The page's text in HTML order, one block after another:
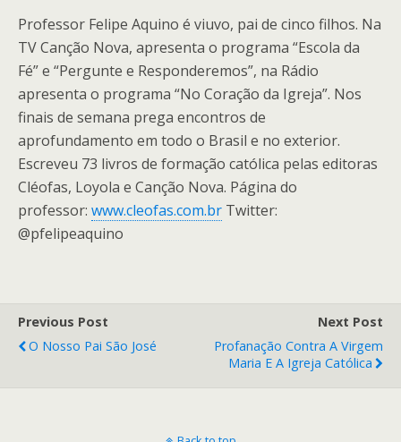
Professor Felipe Aquino é viuvo, pai de cinco filhos. Na
TV Canção Nova, apresenta o programa “Escola da
Fé” e “Pergunte e Responderemos”, na Rádio
apresenta o programa “No Coração da Igreja”. Nos
finais de semana prega encontros de
aprofundamento em todo o Brasil e no exterior.
Escreveu 73 livros de formação católica pelas editoras
Cléofas, Loyola e Canção Nova. Página do
professor: www.cleofas.com.br Twitter:
@pfelipeaquino
Previous Post
O Nosso Pai São José
Next Post
Profanação Contra A Virgem
Maria E A Igreja Católica